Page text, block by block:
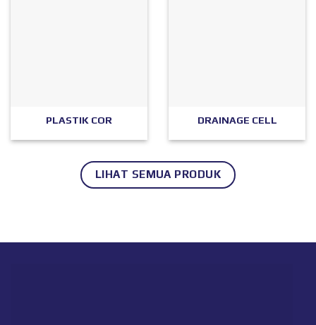
PLASTIK COR DRAINAGE CELL
LIHAT SEMUA PRODUK